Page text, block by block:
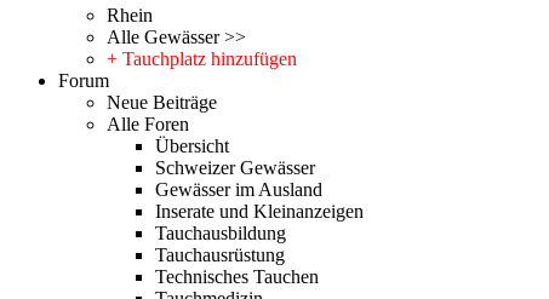
Rhein
Alle Gewässer >>
+ Tauchplatz hinzufügen
Forum
Neue Beiträge
Alle Foren
Übersicht
Schweizer Gewässer
Gewässer im Ausland
Inserate und Kleinanzeigen
Tauchausbildung
Tauchausrüstung
Technisches Tauchen